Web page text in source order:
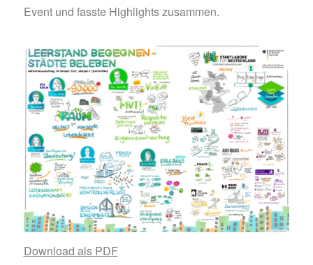
Event und fasste Highlights zusammen.
Download als PDF